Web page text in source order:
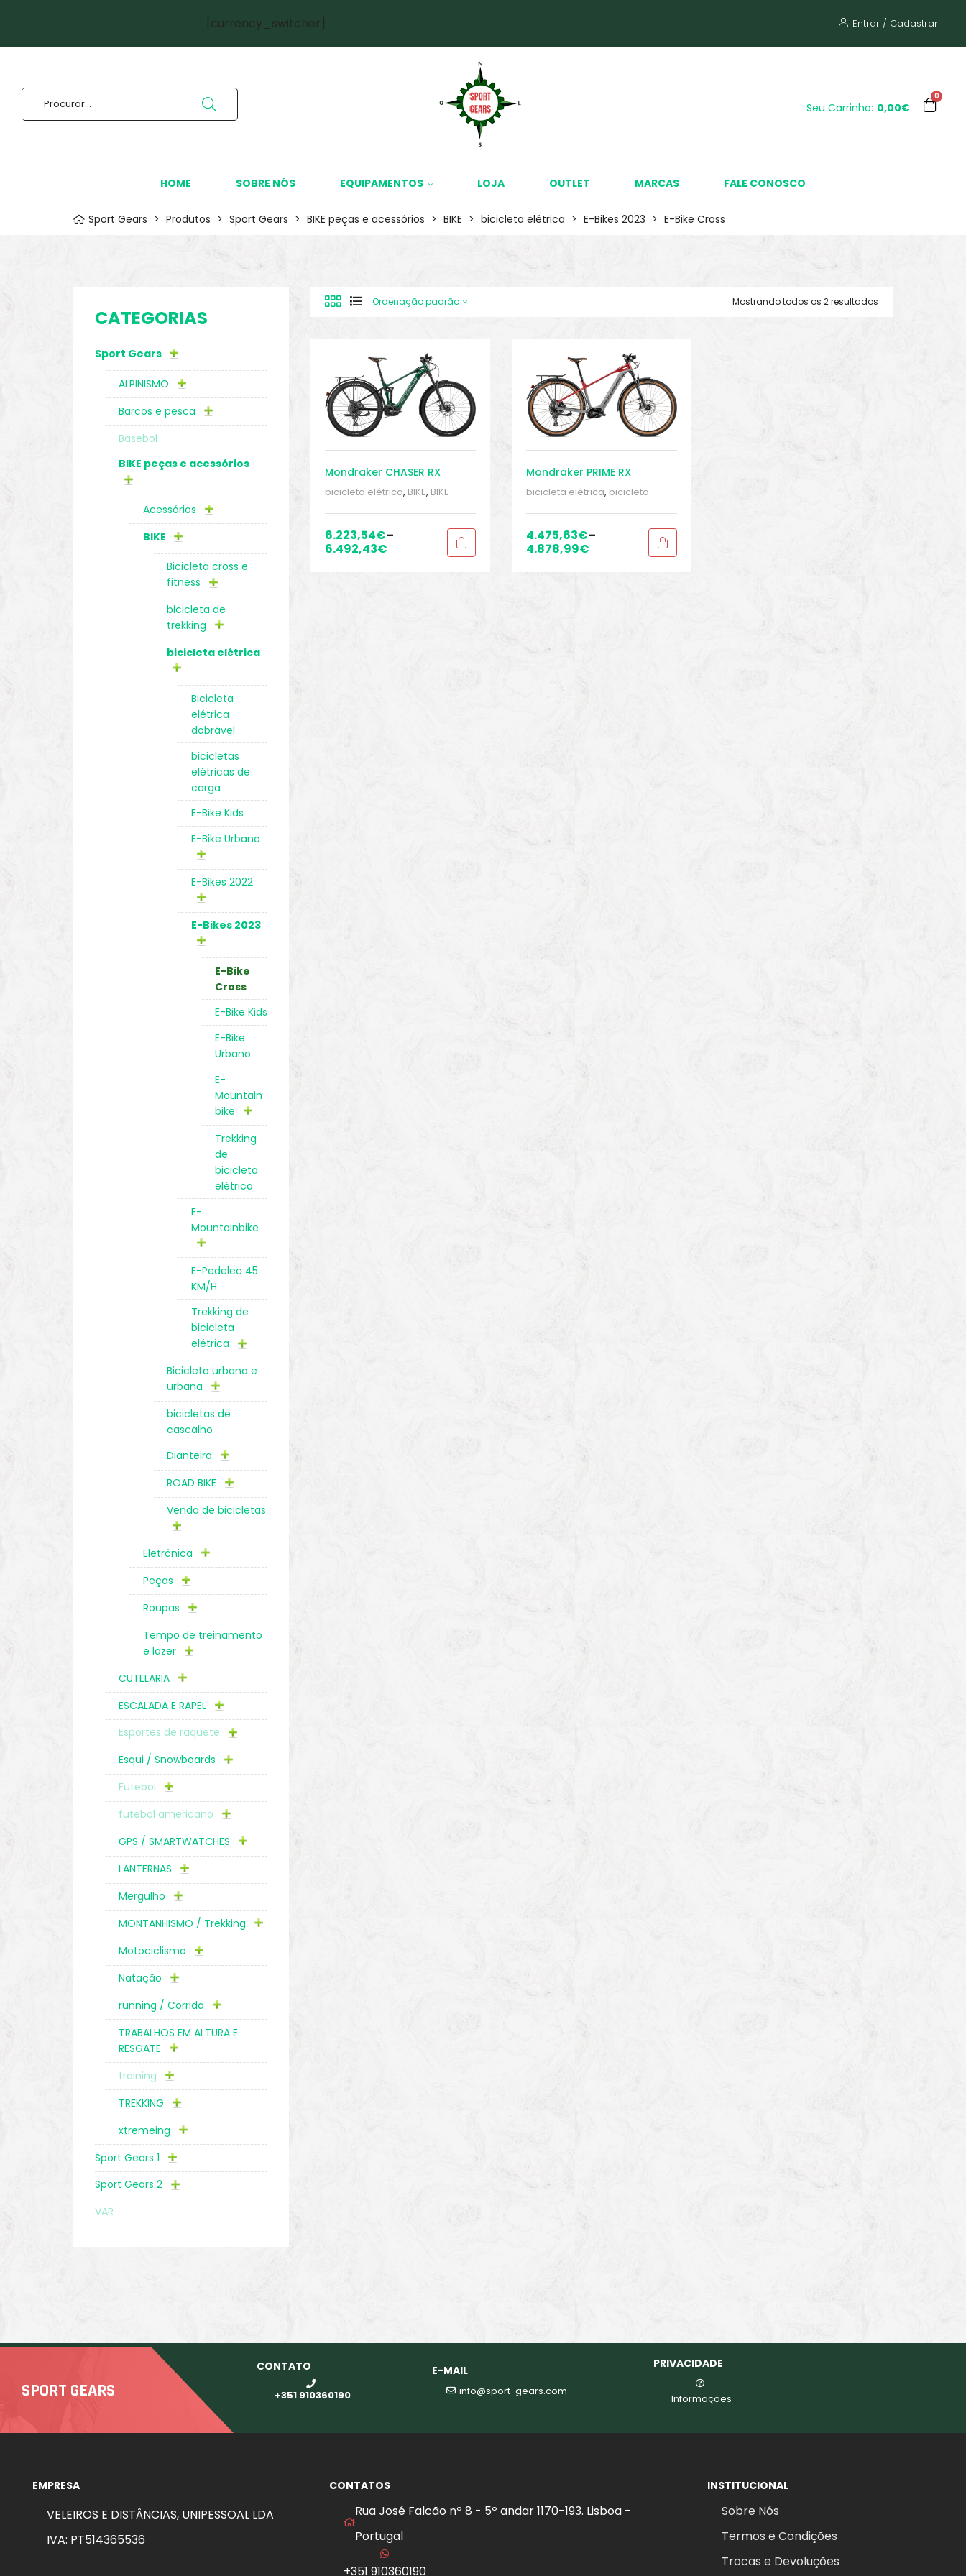
[currency_switcher] Entrar / Cadastrar
0
Seu Carrinho: 0,00€
HOME SOBRE NÓS EQUIPAMENTOS LOJA OUTLET MARCAS FALE CONOSCO
Sport Gears > Produtos > Sport Gears > BIKE peças e acessórios > BIKE > bicicleta elétrica > E-Bikes 2023 > E-Bike Cross
Mostrando todos os 2 resultados
Ordenação padrão
Mondraker CHASER RX
bicicleta elétrica, BIKE, BIKE
2022,E-Bikes 2023
Mountainbike
6.223,54€–
6.492,43€
Mondraker PRIME RX
bicicleta elétrica, bicicleta
Cross,E-Bikes 2023
Mountainbike
4.475,63€–
4.878,99€
CATEGORIAS
Sport Gears
ALPINISMO
Barcos e pesca
Basebol
BIKE peças e acessórios
Acessórios
BIKE
Bicicleta cross e
fitness
bicicleta de
trekking
bicicleta elétrica
Bicicleta
elétrica
dobrável
bicicletas
elétricas de
carga
E-Bike Kids
E-Bike Urbano
E-Bikes 2022
E-Bikes 2023
E-Bike
Cross
E-Bike Kids
E-Bike
Urbano
E-
Mountain
bike
Trekking
de
bicicleta
elétrica
E-
Mountainbike
E-Pedelec 45
KM/H
Trekking de
bicicleta
elétrica
Bicicleta urbana e
urbana
bicicletas de
cascalho
Dianteira
ROAD BIKE
Venda de bicicletas
Eletrônica
Peças
Roupas
Tempo de treinamento
e lazer
CUTELARIA
ESCALADA E RAPEL
Esportes de raquete
Esqui / Snowboards
Futebol
futebol americano
GPS / SMARTWATCHES
LANTERNAS
Mergulho
MONTANHISMO / Trekking
Motociclismo
Natação
running / Corrida
TRABALHOS EM ALTURA E
RESGATE
training
TREKKING
xtremeing
Sport Gears 1
Sport Gears 2
VAR
SPORT GEARS
CONTATO
+351 910360190
E-MAIL
info@sport-gears.com
PRIVACIDADE
Informações
EMPRESA
VELEIROS E DISTÂNCIAS, UNIPESSOAL LDA
IVA: PT514365536
CONTATOS
Rua José Falcão nº 8 - 5º andar 1170-193. Lisboa -
Portugal
+351 910360190
INSTITUCIONAL
Sobre Nós
Termos e Condições
Trocas e Devoluções